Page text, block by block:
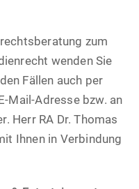
zum
wenden Sie
Fällen auch per
Mail-Adresse bzw. an
Herr RA Dr. Thomas
Ihnen in Verbindung